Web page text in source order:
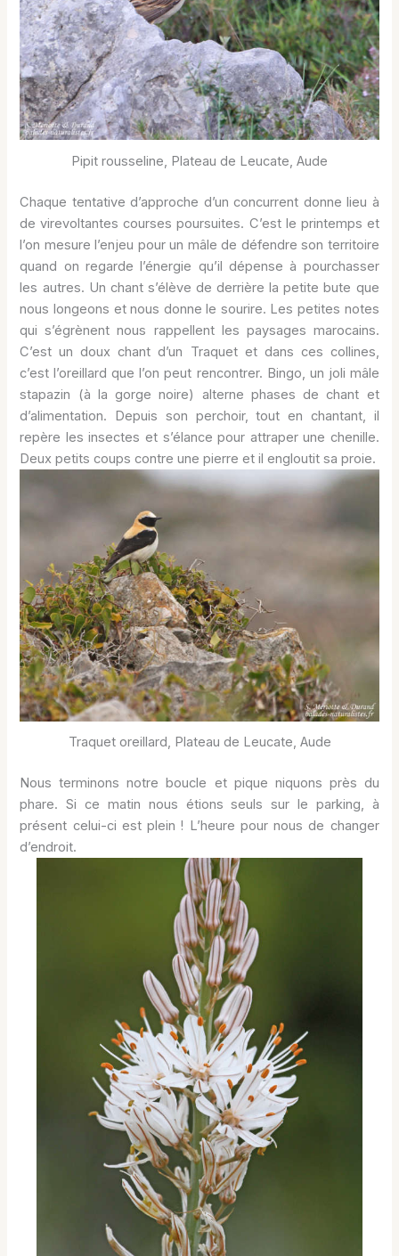
Pipit rousseline, Plateau de Leucate, Aude
Chaque tentative d’approche d’un concurrent donne lieu à
de virevoltantes courses poursuites. C’est le printemps et
l’on mesure l’enjeu pour un mâle de défendre son territoire
quand on regarde l’énergie qu’il dépense à pourchasser
les autres. Un chant s’élève de derrière la petite bute que
nous longeons et nous donne le sourire. Les petites notes
qui s’égrènent nous rappellent les paysages marocains.
C’est un doux chant d’un Traquet et dans ces collines,
c’est l’oreillard que l’on peut rencontrer. Bingo, un joli mâle
stapazin (à la gorge noire) alterne phases de chant et
d’alimentation. Depuis son perchoir, tout en chantant, il
repère les insectes et s’élance pour attraper une chenille.
Deux petits coups contre une pierre et il engloutit sa proie.
Traquet oreillard, Plateau de Leucate, Aude
Nous terminons notre boucle et pique niquons près du
phare. Si ce matin nous étions seuls sur le parking, à
présent celui-ci est plein ! L’heure pour nous de changer
d’endroit.